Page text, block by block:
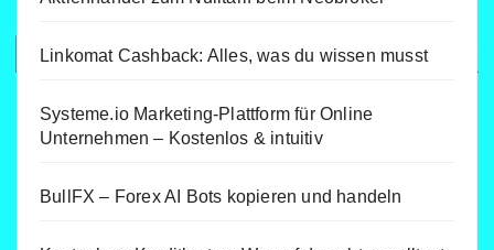
Linkomat Cashback: Alles, was du wissen musst
Systeme.io Marketing-Plattform für Online
Unternehmen – Kostenlos & intuitiv
BullFX – Forex AI Bots kopieren und handeln